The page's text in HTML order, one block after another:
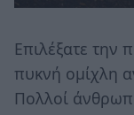
Επιλέξατε την
πυκνή ομίχλη
Πολλοί